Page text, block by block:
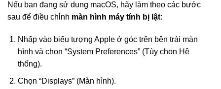
Nếu bạn đang sử dụng macOS, hãy làm theo các bước
sau để điều chỉnh màn hình máy tính bị lật:
Nhấp vào biểu tượng Apple ở góc trên bên trái màn
hình và chọn “System Preferences” (Tùy chọn Hệ
thống).
Chọn “Displays” (Màn hình).